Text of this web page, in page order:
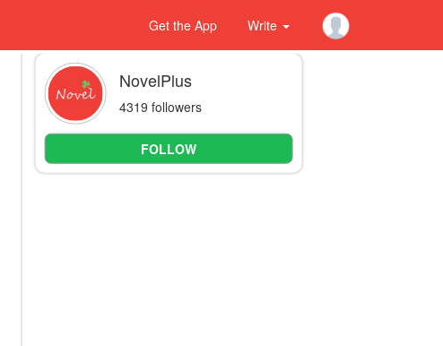
Get the App Write
NovelPlus
4319 followers
FOLLOW